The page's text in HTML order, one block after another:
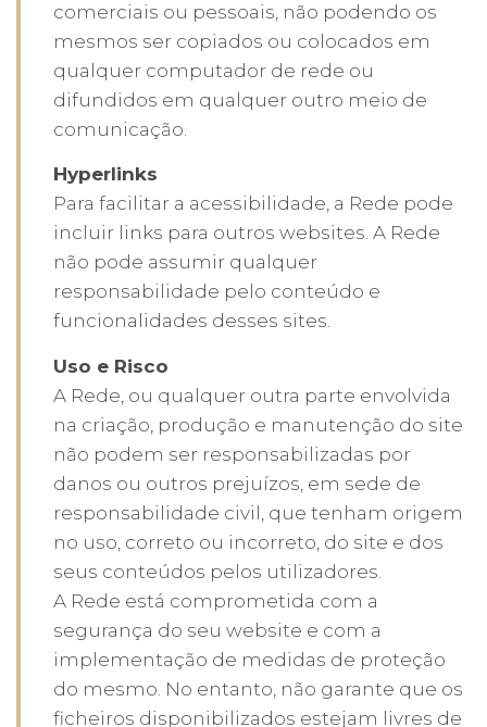
comerciais ou pessoais, não podendo os
mesmos ser copiados ou colocados em
qualquer computador de rede ou
difundidos em qualquer outro meio de
comunicação.
Hyperlinks
Para facilitar a acessibilidade, a Rede pode
incluir links para outros websites. A Rede
não pode assumir qualquer
responsabilidade pelo conteúdo e
funcionalidades desses sites.
Uso e Risco
A Rede, ou qualquer outra parte envolvida
na criação, produção e manutenção do site
não podem ser responsabilizadas por
danos ou outros prejuízos, em sede de
responsabilidade civil, que tenham origem
no uso, correto ou incorreto, do site e dos
seus conteúdos pelos utilizadores.
A Rede está comprometida com a
segurança do seu website e com a
implementação de medidas de proteção
do mesmo. No entanto, não garante que os
ficheiros disponibilizados estejam livres de